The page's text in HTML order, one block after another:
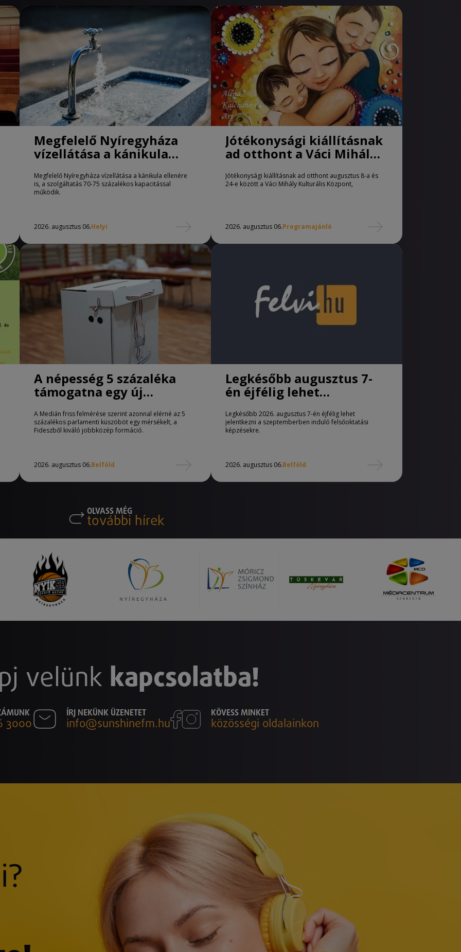
Megfelelő Nyíregyháza
vízellátása a kánikula
Megfelelő Nyíregyháza vízellátása a kánikula ellenére
is, a szolgáltatás 70-75 százalékos kapacitással
működik.
2026. augusztus 06.Helyi
Jótékonysági kiállításnak
ad otthont a Váci Mihály
Jótékonysági kiállításnak ad otthont augusztus 8-a és
24-e között a Váci Mihály Kulturális Központ,
2026. augusztus 06.Programajánló
A népesség 5 százaléka
támogatna egy új
jobbközép pártot
A Medián friss felmérése szerint azonnal elérné az 5
százalékos parlamenti küszöböt egy mérsékelt, a
Fideszből kiváló jobbközép formáció.
2026. augusztus 06.Belföld
Legkésőbb augusztus 7-
én éjfélig lehet
jelentkezni a pótfelvételi
eljárásban
Legkésőbb 2026. augusztus 7-én éjfélig lehet
jelentkezni a szeptemberben induló felsőoktatási
képzésekre.
2026. augusztus 06.Belföld
OLVASS MÉG
további hírek
velünk kapcsolatba!
3000
ÍRJ NEKÜNK ÜZENETET
info@sunshinefm.hu
KÖVESS MINKET
közösségi oldalainkon